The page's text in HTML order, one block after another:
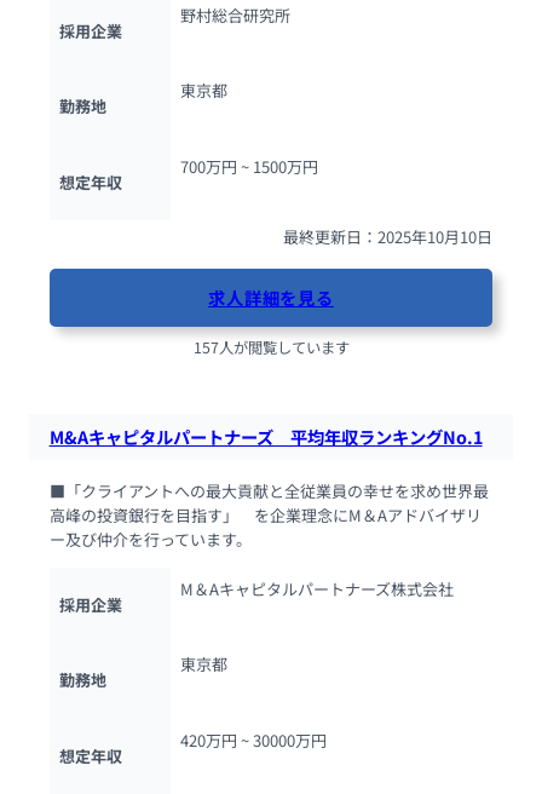
採用企業
野村総合研究所
勤務地
東京都
想定年収
700万円 ~ 1500万円
最終更新日：2025年10月10日
求人詳細を見る
157人が閲覧しています
M&Aキャピタルパートナーズ　平均年収ランキングNo.1
■「クライアントへの最大貢献と全従業員の幸せを求め世界最
高峰の投資銀行を目指す」　を企業理念にM＆Aアドバイザリ
ー及び仲介を行っています。
採用企業
M＆Aキャピタルパートナーズ株式会社
勤務地
東京都
想定年収
420万円 ~ 30000万円